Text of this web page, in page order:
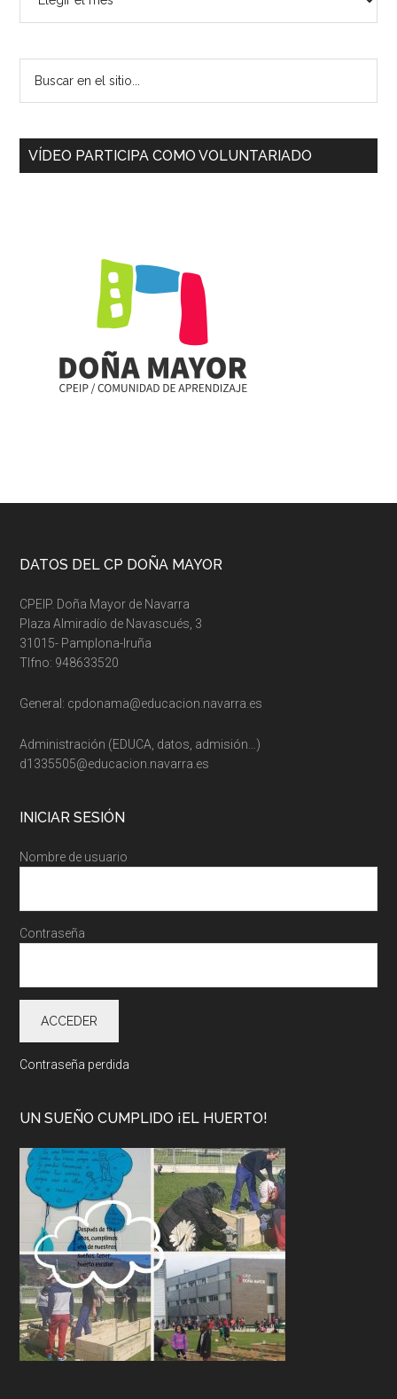
sitio...
VÍDEO PARTICIPA COMO VOLUNTARIADO
Footer
DATOS DEL CP DOÑA MAYOR
CPEIP. Doña Mayor de Navarra
Plaza Almiradío de Navascués, 3
31015- Pamplona-Iruña
Tlfno: 948633520
General: cpdonama@educacion.navarra.es
Administración (EDUCA, datos, admisión…)
d1335505@educacion.navarra.es
INICIAR SESIÓN
Nombre de usuario
Contraseña
Contraseña perdida
UN SUEÑO CUMPLIDO ¡EL HUERTO!